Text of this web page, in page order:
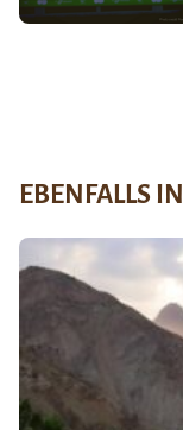
EBENFALLS